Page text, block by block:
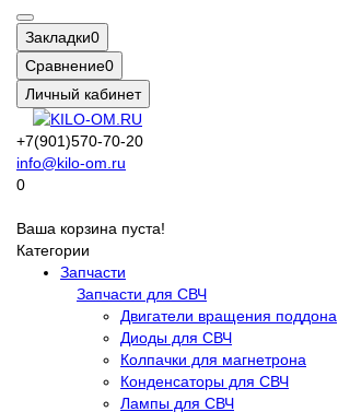
Закладки0
Сравнение0
Личный кабинет
+7(901)570-70-20
info@kilo-om.ru
0
Ваша корзина пуста!
Категории
Запчасти
Запчасти для СВЧ
Двигатели вращения поддона
Диоды для СВЧ
Колпачки для магнетрона
Конденсаторы для СВЧ
Лампы для СВЧ